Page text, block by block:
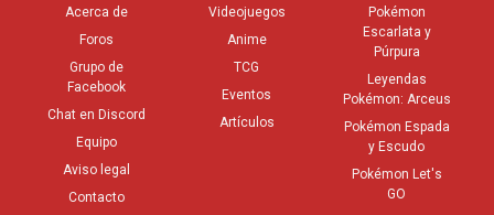
Acerca de
Foros
Grupo de
Facebook
Chat en Discord
Equipo
Aviso legal
Contacto
Videojuegos
Anime
TCG
Eventos
Artículos
Pokémon
Escarlata y
Púrpura
Leyendas
Pokémon: Arceus
Pokémon Espada
y Escudo
Pokémon Let's
GO